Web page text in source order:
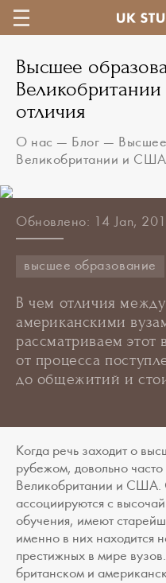
Высшее
отличия
О нас — Блог —
Великобритании и
Обновлено: 14 Jan,
высшее образование
В чем отличия
американскими
рассматриваем этот
от процесса
до общежитий и
Когда речь заходит о
рубежом, довольно часто
Великобритании и США.
ассоциируются с
обучения, имеют
именно в них находится
престижных в мире
британском и